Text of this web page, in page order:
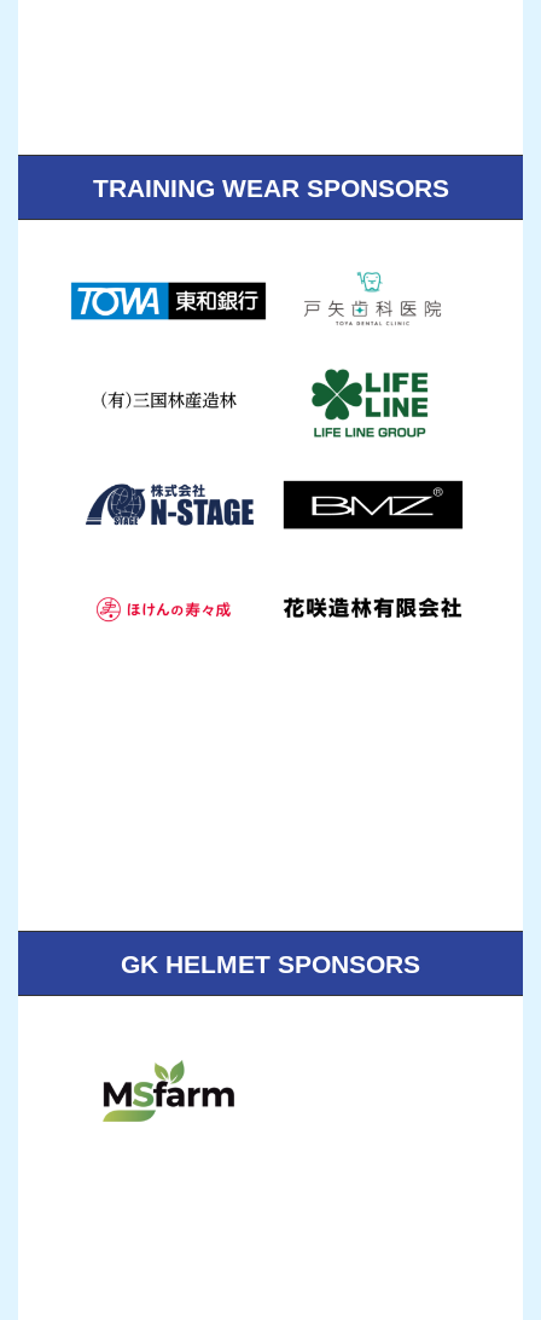
TRAINING WEAR SPONSORS
GK HELMET SPONSORS